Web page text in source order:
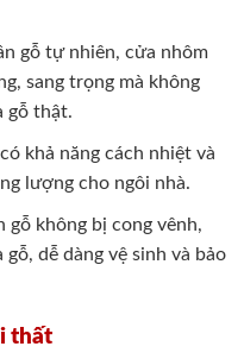
gỗ tự nhiên, cửa nhôm
sang trọng mà không
gỗ thật.
khả năng cách nhiệt và
lượng cho ngôi nhà.
gỗ không bị cong vênh,
dễ dàng vệ sinh và bảo
thất